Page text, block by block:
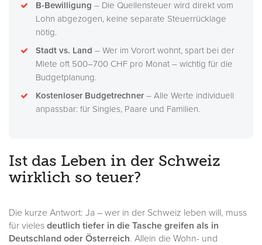
B-Bewilligung – Die Quellensteuer wird direkt vom
Lohn abgezogen, keine separate Steuerrücklage
nötig.
Stadt vs. Land – Wer im Vorort wohnt, spart bei der
Miete oft 500–700 CHF pro Monat – wichtig für die
Budgetplanung.
Kostenloser Budgetrechner – Alle Werte individuell
anpassbar: für Singles, Paare und Familien.
Ist das Leben in der Schweiz
wirklich so teuer?
Die kurze Antwort: Ja – wer in der Schweiz leben will, muss
für vieles deutlich tiefer in die Tasche greifen als in
Deutschland oder Österreich. Allein die Wohn- und